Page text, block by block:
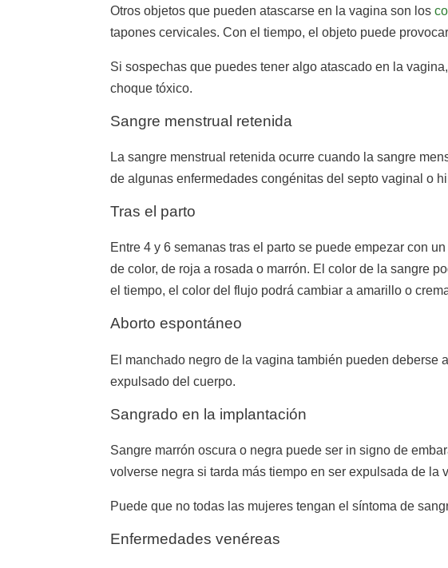
Otros objetos que pueden atascarse en la vagina son los
tapones cervicales. Con el tiempo, el objeto puede
Si sospechas que puedes tener algo atascado en la
choque tóxico.
Sangre menstrual retenida
La sangre menstrual retenida ocurre cuando la sangre
de algunas enfermedades congénitas del septo vaginal o
Tras el parto
Entre 4 y 6 semanas tras el parto se puede empezar con
de color, de roja a rosada o marrón. El color de la sangre
el tiempo, el color del flujo podrá cambiar a amarillo o
Aborto espontáneo
El manchado negro de la vagina también pueden
expulsado del cuerpo.
Sangrado en la implantación
Sangre marrón oscura o negra puede ser in signo de
volverse negra si tarda más tiempo en ser expulsada de la
Puede que no todas las mujeres tengan el síntoma de
Enfermedades venéreas